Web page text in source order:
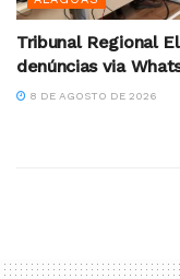
Tribunal Regional
denúncias via
8 DE AGOSTO DE 2026